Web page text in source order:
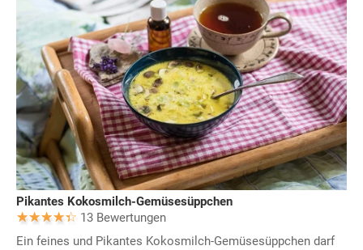
Pikantes Kokosmilch-Gemüsesüppchen
13 Bewertungen
Ein feines und Pikantes Kokosmilch-Gemüsesüppchen darf